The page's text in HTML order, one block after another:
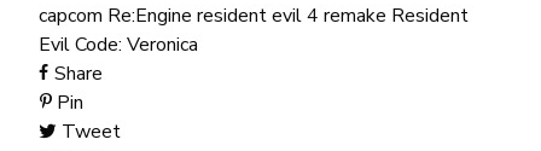
capcom Re:Engine resident evil 4 remake Resident
Evil Code: Veronica
Share
Pin
Tweet